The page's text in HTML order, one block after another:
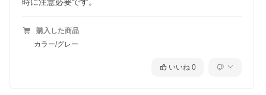
時に注意必要です。
購入した商品
カラー/グレー
いいね 0